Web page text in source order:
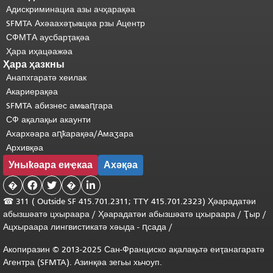
Адискриминациа азы ачҳарақәа
SFMTA Ахәаахәҭыҩцәа рзы Ацентр
СФМТА аусбарҭақәа
Ҳара иҳацәажәа
Ҳара ҳазкны
Анапхгаратә хеилак
Акариерақәа
SFMTA абизнес амҩаԥгара
СФ ақалақьи акаунти
Ахархәара аԥҟарақәа/Амаӡара
Архивқәа
Уныҟәара еиҿкаа Ахәқәа
�   � 
☎ 311 ( Outside SF 415.701.2311; TTY 415.701.2323) Ҳәарадатәи
абызшәатә цхыраара / Ҳәарадатәи абызшәатә цхыраара / Ҭыр /
Ацхыраара лингвистикатә хәыда - ԥсада /
Акопиразин © 2013-2025 Сан-Франциско ақалақьтә еиҭанагаратә
Агентра (SFMTA). Азинқәа зегьы хьчоуп.